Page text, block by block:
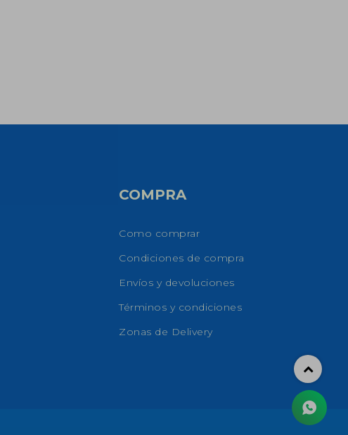
COMPRA
Como comprar
Condiciones de compra
Envíos y devoluciones
Términos y condiciones
Zonas de Delivery